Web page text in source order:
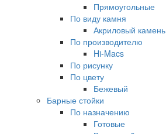
Прямоугольные
По виду камня
Акриловый камень
По производителю
Hi-Macs
По рисунку
По цвету
Бежевый
Барные стойки
По назначению
Готовые